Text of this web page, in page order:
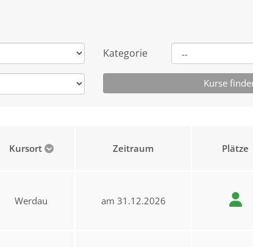
Kategorie
Kursort Zeitraum Plätze
Werdau am 31.12.2026